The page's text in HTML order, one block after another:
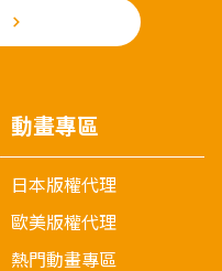
動畫專區
日本版權代理
歐美版權代理
熱門動畫專區